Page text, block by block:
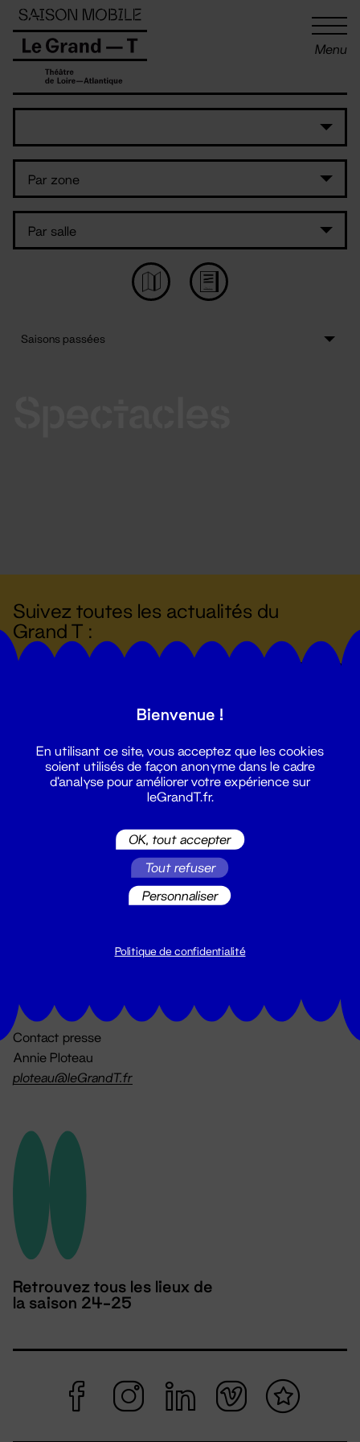
Menu
Suivez toutes les actualités du
Grand T :
billetterie@leGrandT.fr
Du lundi au vendredi 14h → 18h
Contact presse
Annie Ploteau
ploteau@leGrandT.fr
Retrouvez tous les lieux de
la saison 24-25
Panneau de gestion des cookies
Bienvenue !
En utilisant ce site, vous acceptez que les cookies
soient utilisés de façon anonyme dans le cadre
d'analyse pour améliorer votre expérience sur
leGrandT.fr.
OK, tout accepter
Tout refuser
Personnaliser
Politique de confidentialité